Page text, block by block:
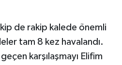
de rakip kalede önemli
tam 8 kez havalandı.
karşılaşmayı Elifim